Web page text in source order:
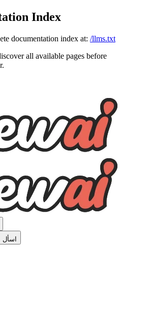
Index
documentation index at: /llms.txt
all available pages before
اسأل